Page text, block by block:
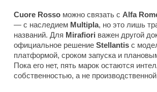
Cuore Rosso можно связать с Alfa
— с наследием Multipla, но это лишь
названий. Для Mirafiori важен другой
официальное решение Stellantis с
платформой, сроком запуска и
Пока его нет, пять марок остаются
собственностью, а не